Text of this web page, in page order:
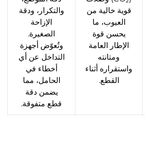
قوية خالية من
العيوب، ما
يحسن قوة
الإطار العامة
ومتانته
واستقراره أثناء
القطع.
والتكرار، ودقة
الإزاحة
الصغيرة.
وتُعوّض أجهزة
التداخل عن أي
أخطاء في
الحامل، مما
يضمن دقة
قطع متفوقة.